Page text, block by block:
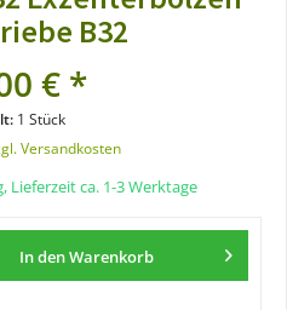
B32
€ *
1 Stück
Versandkosten
Lieferzeit ca. 1-3 Werktage
In denWarenkorb